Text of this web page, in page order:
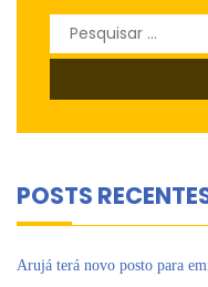
Pesquisar
por:
POSTS
Arujá terá novo posto para